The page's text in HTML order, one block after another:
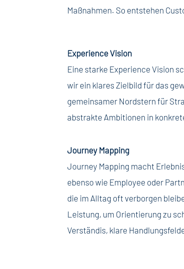
Maßnahmen. So entstehen
Experience Vision
Eine starke Experience Vision
wir ein klares Zielbild für das
gemeinsamer Nordstern für
abstrakte Ambitionen in
Journey Mapping
Journey Mapping macht
ebenso wie Employee oder
die im Alltag oft verborgen
Leistung, um Orientierung zu
Verständis, klare